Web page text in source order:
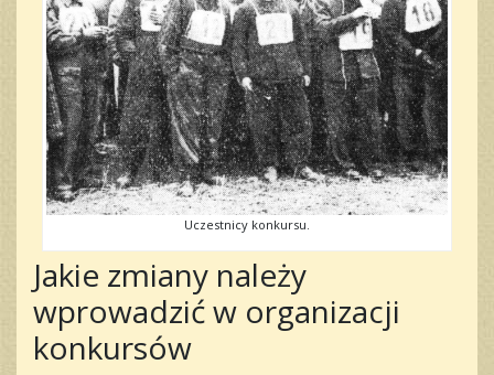
Uczestnicy konkursu.
Jakie zmiany należy
wprowadzić w organizacji
konkursów